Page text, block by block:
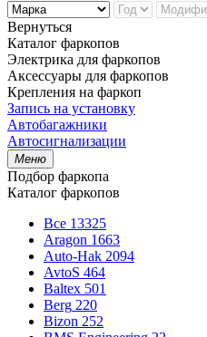
Вернуться
Каталог фаркопов
Электрика для фаркопов
Аксессуары для фаркопов
Крепления на фаркоп
Запись на установку
Автобагажники
Автосигнализации
Меню
Подбор фаркопа
Каталог фаркопов
Все 13325
Aragon 1663
Auto-Hak 2094
AvtoS 464
Baltex 501
Berg 220
Bizon 252